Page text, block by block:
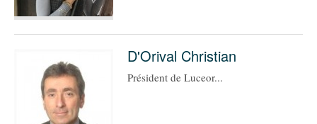
D'Orival Christian
Président de Luceor...